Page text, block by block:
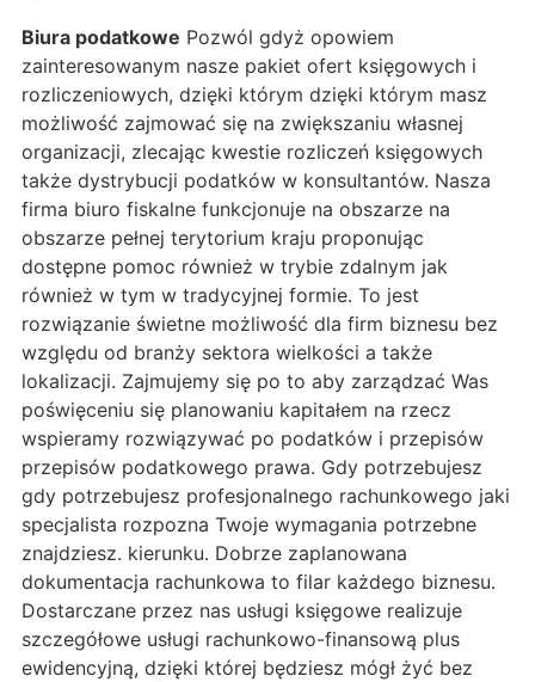
Biura podatkowe Pozwól gdyż opowiem
zainteresowanym nasze pakiet ofert księgowych i
rozliczeniowych, dzięki którym dzięki którym masz
możliwość zajmować się na zwiększaniu własnej
organizacji, zlecając kwestie rozliczeń księgowych
także dystrybucji podatków w konsultantów. Nasza
firma biuro fiskalne funkcjonuje na obszarze na
obszarze pełnej terytorium kraju proponując
dostępne pomoc również w trybie zdalnym jak
również w tym w tradycyjnej formie. To jest
rozwiązanie świetne możliwość dla firm biznesu bez
względu od branży sektora wielkości a także
lokalizacji. Zajmujemy się po to aby zarządzać Was
poświęceniu się planowaniu kapitałem na rzecz
wspieramy rozwiązywać po podatków i przepisów
przepisów podatkowego prawa. Gdy potrzebujesz
gdy potrzebujesz profesjonalnego rachunkowego jaki
specjalista rozpozna Twoje wymagania potrzebne
znajdziesz. kierunku. Dobrze zaplanowana
dokumentacja rachunkowa to filar każdego biznesu.
Dostarczane przez nas usługi księgowe realizuje
szczegółowe usługi rachunkowo-finansową plus
ewidencyjną, dzięki której będziesz mógł żyć bez